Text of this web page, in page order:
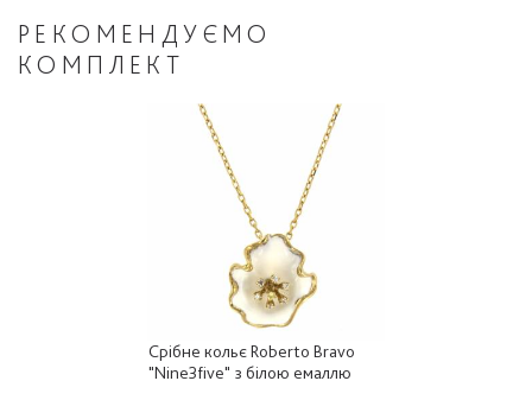
РЕКОМЕНДУЄМО
КОМПЛЕКТ
Срібне кольє Roberto Bravo
"Nine3five" з білою емаллю